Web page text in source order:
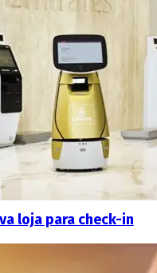
loja para check-in